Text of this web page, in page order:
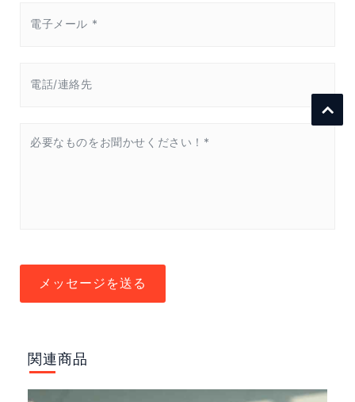
メッセージを送る
関連商品